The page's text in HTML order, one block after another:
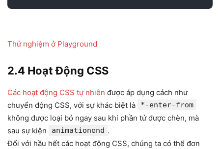
Thửnghiệm ở Playground
2.4 Hoạt Động CSS
Các hoạt động CSS tự nhiên được áp dụng cách như
chuyển động CSS, với sự khác biệt là
*-enter-from
không được loại bỏ ngay sau khi phần tử được chèn, mà
sau sự kiện
animationend .
Đối với hầu hết các hoạt động CSS, chúng ta có thể đơn